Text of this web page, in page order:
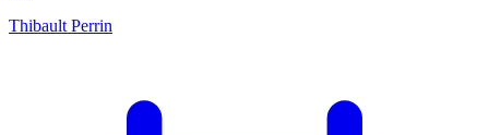
Thibault Perrin